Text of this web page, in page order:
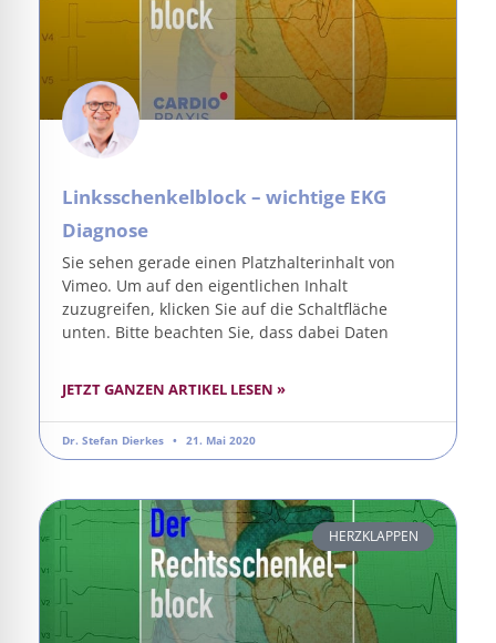
Linksschenkelblock – wichtige EKG
Diagnose
Sie sehen gerade einen Platzhalterinhalt von
Vimeo. Um auf den eigentlichen Inhalt
zuzugreifen, klicken Sie auf die Schaltfläche
unten. Bitte beachten Sie, dass dabei Daten
JETZT GANZEN ARTIKEL LESEN »
Dr. Stefan Dierkes 21. Mai 2020
HERZKLAPPEN